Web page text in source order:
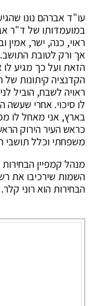
עו"ד אברהם נונו
במועמדותו של ד"ר
ראוי, כנה, ישר, אמין
אך ורק לטובת
הזאת ועל כך מגיע
הקדנציה קיתונות של
ראויה לשבח, הוביל
לו סיכוי. אחרי שעשה
בארץ, אני מאחל לו
כראש העיר הירוק
משפחתי וכלל תושבי
מנהל קמפיין הבחירות
השמות שירכיבו את
הבחירות הוא רוני